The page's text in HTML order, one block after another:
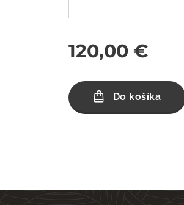
120,00 €
Do košíka